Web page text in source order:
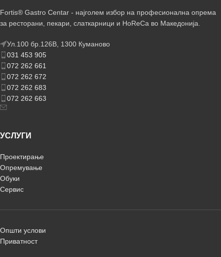
Fortis® Gastro Centar - најголем избор на професионална опрема
за ресторани, пекари, слаткарници и HoReCa во Македонија.
Ул.100 бр.126В, 1300 Куманово
031 453 905
072 262 661
072 262 672
072 262 683
072 262 663
УСЛУГИ
Проектирање
Опремување
Обуки
Сервис
Општи услови
Приватност